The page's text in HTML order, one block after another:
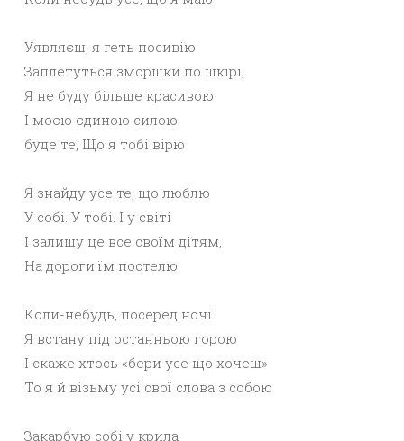
Уявляєш, я геть посивію
Заплетуться зморшки по шкірі,
Я не буду більше красивою
І моєю єдиною силою
буде те, Що я тобі вірю
Я знайду усе те, що люблю
У собі. У тобі. І у світі
І залишу це все своїм дітям,
На дороги їм постелю
Коли-небудь, посеред ночі
Я встану під останньою горою
І скаже хтось «бери усе що хочеш»
То я й візьму усі свої слова з собою
Закарбую собі у крила